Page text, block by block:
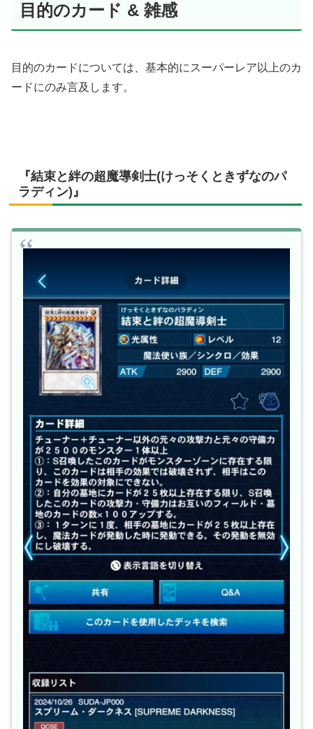
目的のカード & 雑感
目的のカードについては、基本的にスーパーレア以上のカ
ードにのみ言及します。
『結束と絆の超魔導剣士(けっそくときずなのパ
ラディン)』